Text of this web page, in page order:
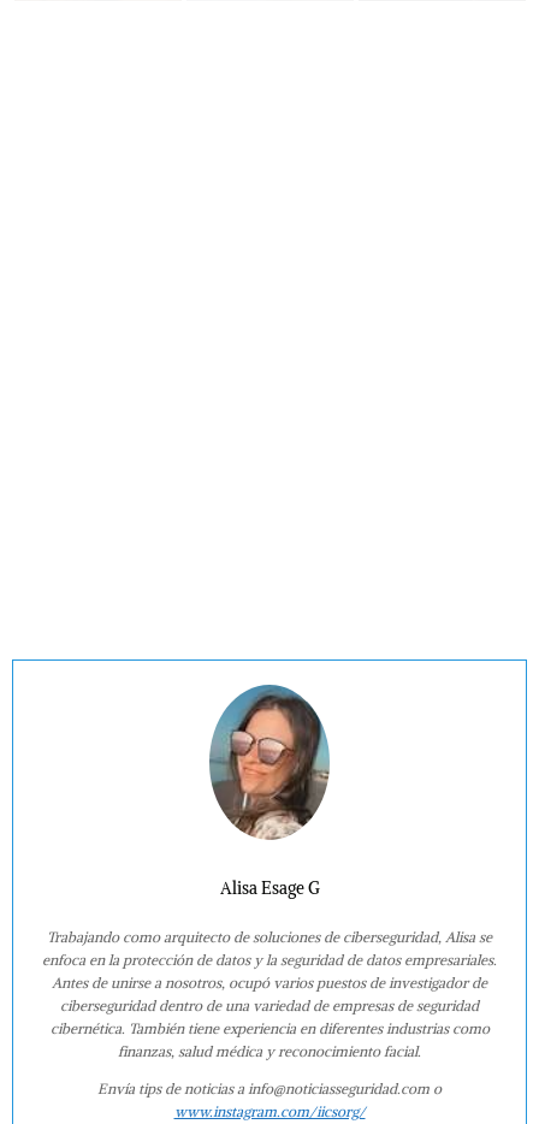
Alisa Esage G
Trabajando como arquitecto de soluciones de ciberseguridad, Alisa se
enfoca en la protección de datos y la seguridad de datos empresariales.
Antes de unirse a nosotros, ocupó varios puestos de investigador de
ciberseguridad dentro de una variedad de empresas de seguridad
cibernética. También tiene experiencia en diferentes industrias como
finanzas, salud médica y reconocimiento facial.
Envía tips de noticias a info@noticiasseguridad.com o
www.instagram.com/iicsorg/